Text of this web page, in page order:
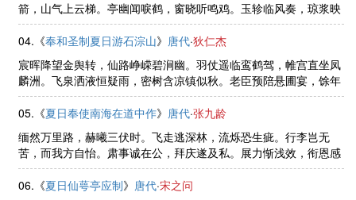
箭，山气上云梯。亭幽闻唳鹤，窗晓听鸣鸡。玉轸临风奏，琼浆映
月携。田家自有乐，谁肯谢青溪。
04.《奉和圣制夏日游石淙山》 唐代·狄仁杰
宸晖降望金舆转，仙路峥嵘碧涧幽。羽仗遥临鸾鹤驾，帷宫直坐凤
麟洲。飞泉洒液恒疑雨，密树含凉镇似秋。老臣预陪悬圃宴，馀年
方共赤松游。
05.《夏日奉使南海在道中作》 唐代·张九龄
缅然万里路，赫曦三伏时。飞走逃深林，流烁恐生疵。行李岂无
苦，而我方自怡。肃事诚在公，拜庆遂及私。展力惭浅效，衔恩感
深慈。且欲汤火蹈，况无鬼神欺。朝发高山阿，夕济长江湄。秋瘴
宁我毒，夏水胡不夷。信知道存 ......
06.《夏日仙萼亭应制》 唐代·宋之问